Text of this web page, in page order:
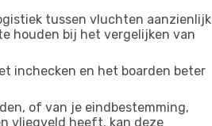
tussen vluchten aanzienlijk
houden bij het vergelijken van
inchecken en het boarden beter
of van je eindbestemming,
vliegveld heeft, kan deze